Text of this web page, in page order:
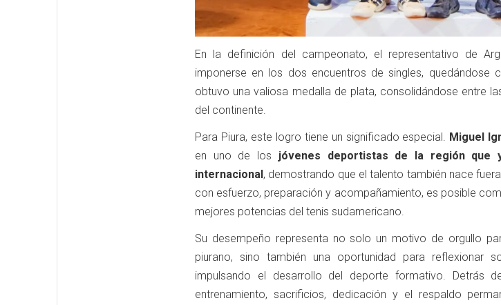
En la definición del campeonato, el representativo de
imponerse en los dos encuentros de singles, quedándose
obtuvo una valiosa medalla de plata, consolidándose entre
del continente.
Para Piura, este logro tiene un significado especial. Miguel
en uno de los jóvenes deportistas de la región que
internacional, demostrando que el talento también nace
con esfuerzo, preparación y acompañamiento, es posible
mejores potencias del tenis sudamericano.
Su desempeño representa no solo un motivo de orgullo
piurano, sino también una oportunidad para reflexionar
impulsando el desarrollo del deporte formativo. Detrás
entrenamiento, sacrificios, dedicación y el respaldo